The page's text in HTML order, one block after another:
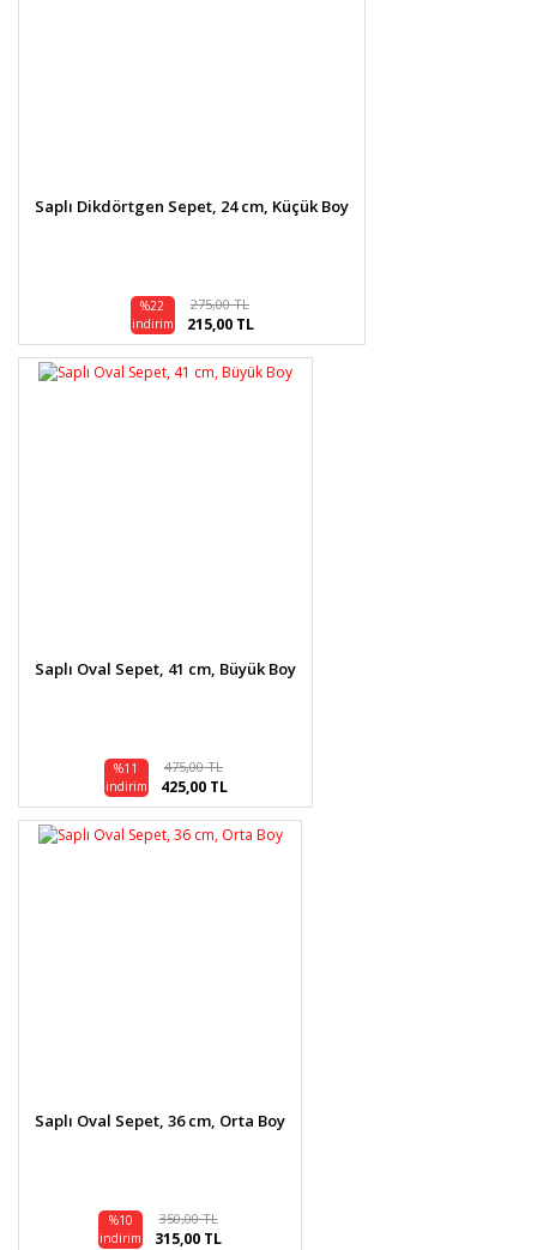
Saplı Dikdörtgen Sepet, 24 cm, Küçük Boy
%22
indirim
275,00 TL
215,00 TL
Saplı Oval Sepet, 41 cm, Büyük Boy
%11
indirim
475,00 TL
425,00 TL
Saplı Oval Sepet, 36 cm, Orta Boy
%10
indirim
350,00 TL
315,00 TL